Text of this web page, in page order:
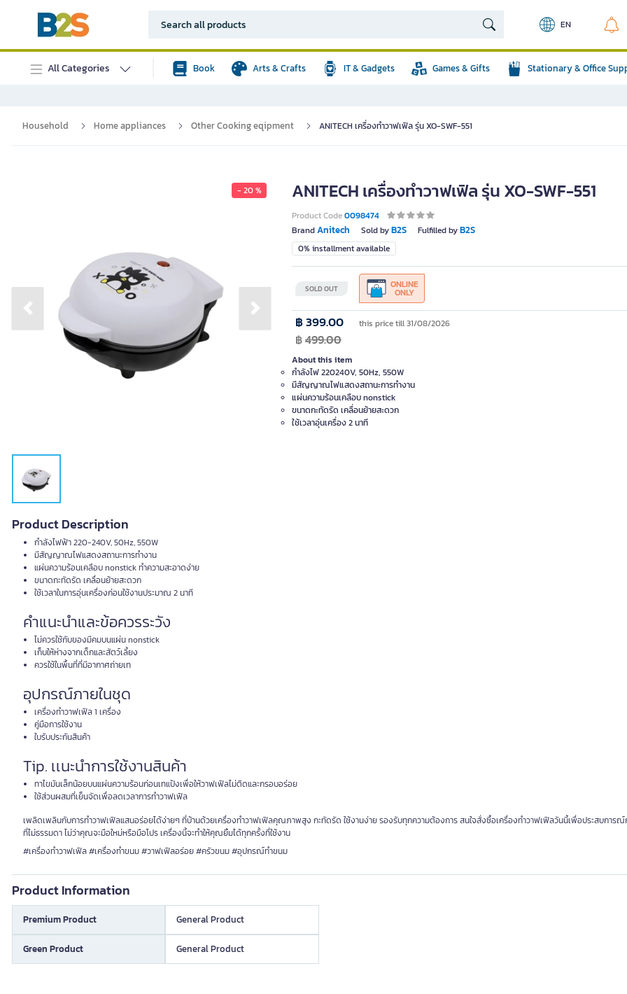
EN
All Categories Book Arts & Crafts IT & Gadgets Games & Gifts Stationary & Office
Household Home appliances Other Cooking eqipment ANITECH เครื่องทำวาฟเฟิล รุ่น XO-SWF-551
- 20 %
Previous slide Next slide
ANITECH เครื่องทำวาฟเฟิล รุ่น XO-SWF-551
Product Code0098474
BrandAnitech Sold byB2S Fulfilled byB2S
0% installment available
SOLD OUT ONLINE
ONLY
฿ 399.00 this price till 31/08/2026
฿499.00
About this item
กำลังไฟ 220240V, 50Hz, 550W
มีสัญญาณไฟแสดงสถานะการทำงาน
แผ่นความร้อนเคลือบ nonstick
ขนาดกะทัดรัด เคลื่อนย้ายสะดวก
ใช้เวลาอุ่นเครื่อง 2 นาที
Product Description
กำลังไฟฟ้า 220-240V, 50Hz, 550W
มีสัญญาณไฟแสดงสถานะการทำงาน
แผ่นความร้อนเคลือบ nonstick ทำความสะอาดง่าย
ขนาดกะทัดรัด เคลื่อนย้ายสะดวก
ใช้เวลาในการอุ่นเครื่องก่อนใช้งานประมาณ 2 นาที
คำแนะนำและข้อควรระวัง
ไม่ควรใช้กับของมีคมบนแผ่น nonstick
เก็บให้ห่างจากเด็กและสัตว์เลี้ยง
ควรใช้ในพื้นที่ที่มีอากาศถ่ายเท
อุปกรณ์ภายในชุด
เครื่องทำวาฟเฟิล 1 เครื่อง
คู่มือการใช้งาน
ใบรับประกันสินค้า
Tip. เเนะนำการใช้งานสินค้า
ทาไขมันเล็กน้อยบนแผ่นความร้อนก่อนเทแป้งเพื่อให้วาฟเฟิลไม่ติดและกรอบอร่อย
ใช้ส่วนผสมที่เย็นจัดเพื่อลดเวลาการทำวาฟเฟิล
เพลิดเพลินกับการทำวาฟเฟิลแสนอร่อยได้ง่ายๆ ที่บ้านด้วยเครื่องทำวาฟเฟิลคุณภาพสูง กะทัดรัด ใช้งานง่าย รองรับทุกความต้องการ สนใจสั่งซื้อเครื่องทำวาฟเฟิลวันนี้เพื่อประสบการณ์
ที่ไม่ธรรมดา ไม่ว่าคุณจะมือใหม่หรือมือโปร เครื่องนี้จะทำให้คุณยิ้มได้ทุกครั้งที่ใช้งาน
#เครื่องทำวาฟเฟิล #เครื่องทำขนม #วาฟเฟิลอร่อย #ครัวขนม #อุปกรณ์ทำขนม
Product Information
Premium Product General Product
Green Product General Product